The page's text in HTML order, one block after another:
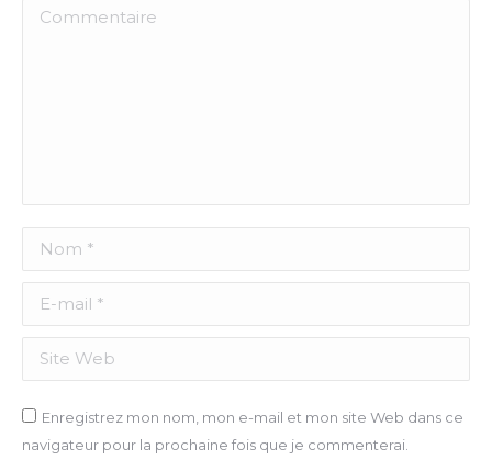
Commentaire
Nom *
E-mail *
Site Web
Enregistrez mon nom, mon e-mail et mon site Web dans ce
navigateur pour la prochaine fois que je commenterai.